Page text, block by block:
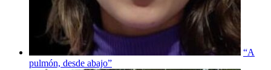
“A
pulmón, desde abajo”